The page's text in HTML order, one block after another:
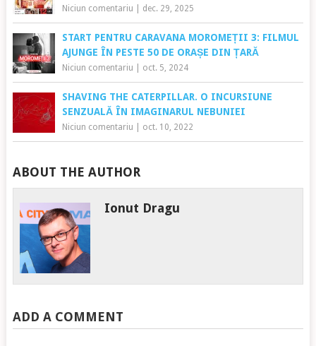
Niciun comentariu dec. 29, 2025
START PENTRU CARAVANA MOROMEȚII 3: FILMUL
AJUNGE ÎN PESTE 50 DE ORAȘE DIN ȚARĂ
Niciun comentariu oct. 5, 2024
SHAVING THE CATERPILLAR. O INCURSIUNE
SENZUALĂ ÎN IMAGINARUL NEBUNIEI
Niciun comentariu oct. 10, 2022
ABOUT THE AUTHOR
Ionut Dragu
ADD A COMMENT